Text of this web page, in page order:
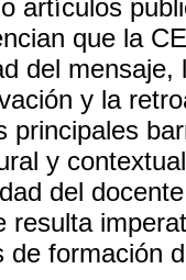
artículos
que la
del
y la
principales
y
del
resulta
de formación